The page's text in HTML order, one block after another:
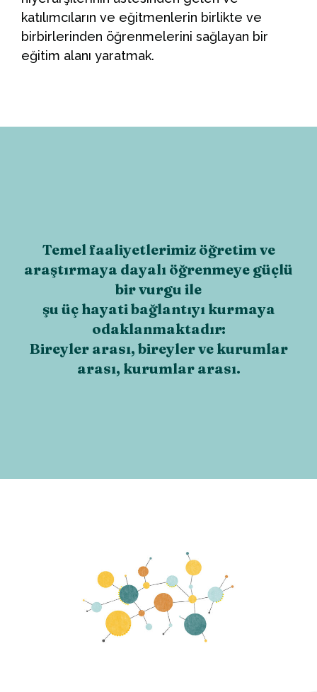
katılımcıların ve eğitmenlerin birlikte ve
birbirlerinden öğrenmelerini sağlayan bir
eğitim alanı yaratmak.
Temel faaliyetlerimiz öğretim ve
araştırmaya dayalı öğrenmeye güçlü
bir vurgu ile
şu üç hayati bağlantıyı kurmaya
odaklanmaktadır:
Bireyler arası, bireyler ve kurumlar
arası, kurumlar arası.